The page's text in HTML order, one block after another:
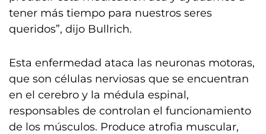
tener más tiempo para nuestros seres
queridos”, dijo Bullrich.
Esta enfermedad ataca las neuronas motoras,
que son células nerviosas que se encuentran
en el cerebro y la médula espinal,
responsables de controlan el funcionamiento
de los músculos. Produce atrofia muscular,